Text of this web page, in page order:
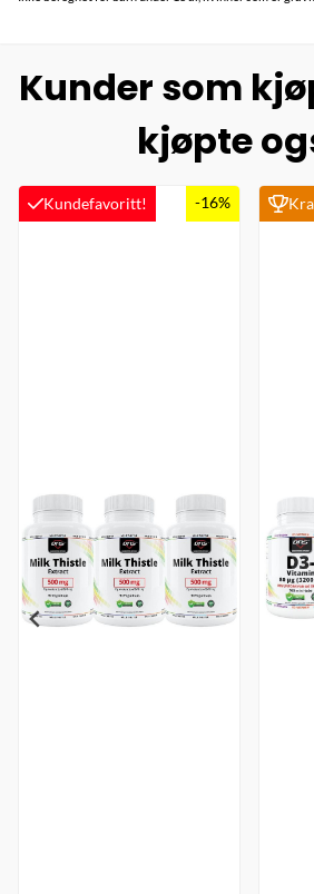
Kunder som
kjøpte
Kundefavoritt! -16%